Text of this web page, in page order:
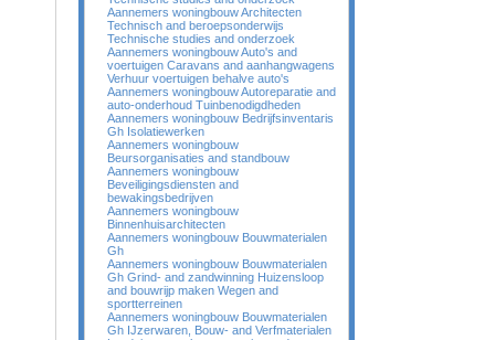
Aannemers woningbouw Architecten
Technisch and beroepsonderwijs
Technische studies and onderzoek
Aannemers woningbouw Auto's and
voertuigen Caravans and aanhangwagens
Verhuur voertuigen behalve auto's
Aannemers woningbouw Autoreparatie and
auto-onderhoud Tuinbenodigdheden
Aannemers woningbouw Bedrijfsinventaris
Gh Isolatiewerken
Aannemers woningbouw
Beursorganisaties and standbouw
Aannemers woningbouw
Beveiligingsdiensten and
bewakingsbedrijven
Aannemers woningbouw
Binnenhuisarchitecten
Aannemers woningbouw Bouwmaterialen
Gh
Aannemers woningbouw Bouwmaterialen
Gh Grind- and zandwinning Huizensloop
and bouwrijp maken Wegen and
sportterreinen
Aannemers woningbouw Bouwmaterialen
Gh IJzerwaren, Bouw- and Verfmaterialen